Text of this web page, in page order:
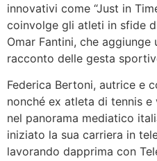
innovativi come “Just in
coinvolge gli atleti in sfide
Omar Fantini, che
racconto delle gesta
Federica Bertoni, autrice e
nonché ex atleta di tennis
nel panorama mediatico
iniziato la sua carriera in
lavorando dapprima con